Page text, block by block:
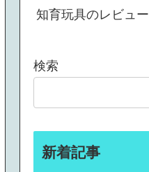
知育玩具のレビュー
検索
新着記事